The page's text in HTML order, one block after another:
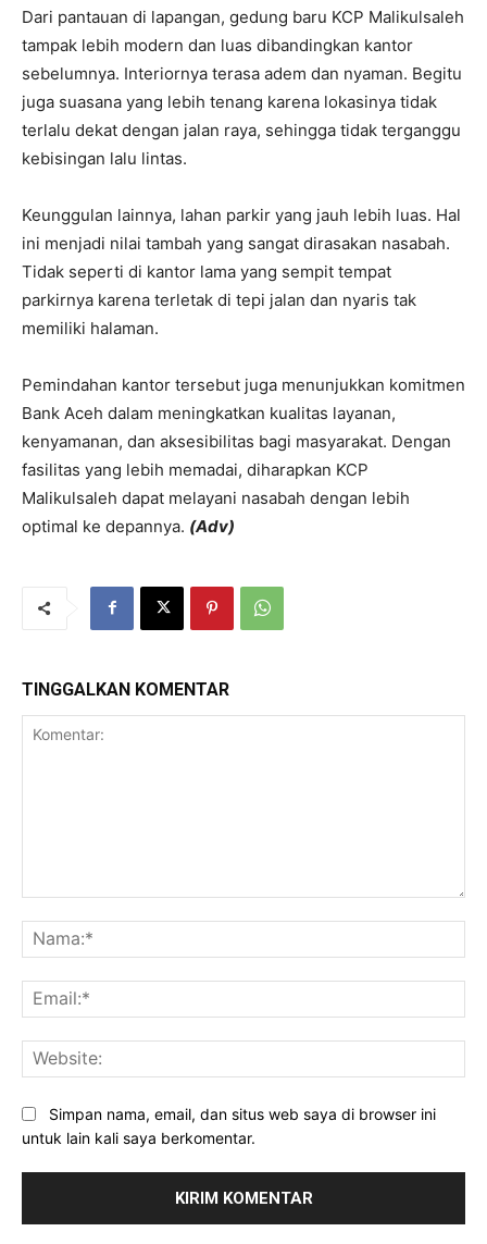
Dari pantauan di lapangan, gedung baru KCP Malikulsaleh
tampak lebih modern dan luas dibandingkan kantor
sebelumnya. Interiornya terasa adem dan nyaman. Begitu
juga suasana yang lebih tenang karena lokasinya tidak
terlalu dekat dengan jalan raya, sehingga tidak terganggu
kebisingan lalu lintas.
Keunggulan lainnya, lahan parkir yang jauh lebih luas. Hal
ini menjadi nilai tambah yang sangat dirasakan nasabah.
Tidak seperti di kantor lama yang sempit tempat
parkirnya karena terletak di tepi jalan dan nyaris tak
memiliki halaman.
Pemindahan kantor tersebut juga menunjukkan komitmen
Bank Aceh dalam meningkatkan kualitas layanan,
kenyamanan, dan aksesibilitas bagi masyarakat. Dengan
fasilitas yang lebih memadai, diharapkan KCP
Malikulsaleh dapat melayani nasabah dengan lebih
optimal ke depannya. (Adv)
TINGGALKAN KOMENTAR
Simpan nama, email, dan situs web saya di browser ini
untuk lain kali saya berkomentar.